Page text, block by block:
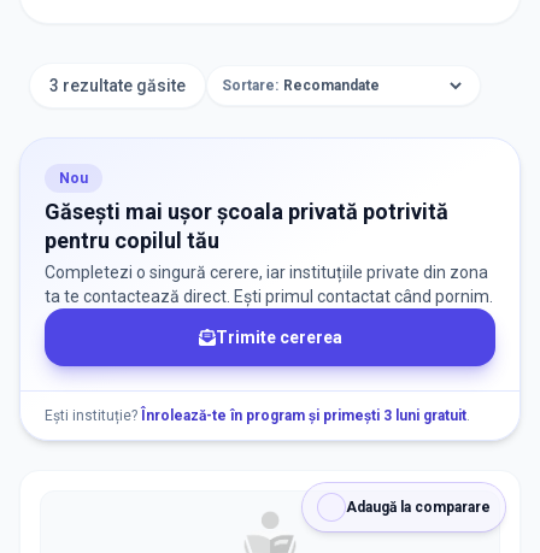
Nu există informații despre locuri libere
Nu există informații despre job-uri
3 rezultate găsite Sortare:
Nou
Găsești mai ușor școala privată potrivită
pentru copilul tău
Completezi o singură cerere, iar instituțiile private din zona
ta te contactează direct. Ești primul contactat când pornim.
Trimite cererea
Ești instituție? Înrolează-te în program și primești 3 luni gratuit.
Adaugă la comparare